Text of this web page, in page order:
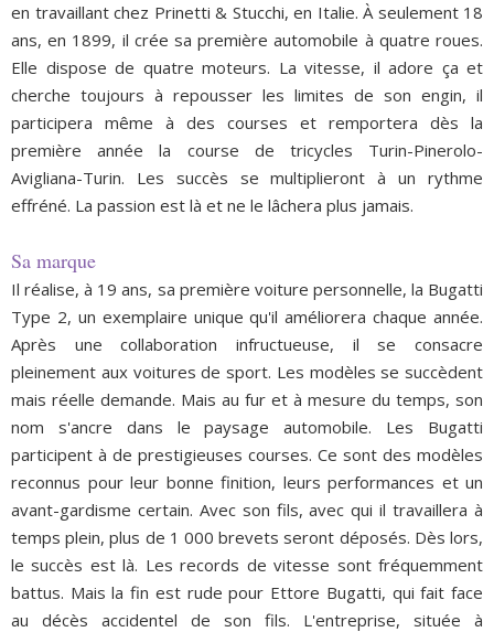
en travaillant chez Prinetti & Stucchi, en Italie. À seulement 18
ans, en 1899, il crée sa première automobile à quatre roues.
Elle dispose de quatre moteurs. La vitesse, il adore ça et
cherche toujours à repousser les limites de son engin, il
participera même à des courses et remportera dès la
première année la course de tricycles Turin-Pinerolo-
Avigliana-Turin. Les succès se multiplieront à un rythme
effréné. La passion est là et ne le lâchera plus jamais.
Sa marque
Il réalise, à 19 ans, sa première voiture personnelle, la Bugatti
Type 2, un exemplaire unique qu'il améliorera chaque année.
Après une collaboration infructueuse, il se consacre
pleinement aux voitures de sport. Les modèles se succèdent
mais réelle demande. Mais au fur et à mesure du temps, son
nom s'ancre dans le paysage automobile. Les Bugatti
participent à de prestigieuses courses. Ce sont des modèles
reconnus pour leur bonne finition, leurs performances et un
avant-gardisme certain. Avec son fils, avec qui il travaillera à
temps plein, plus de 1 000 brevets seront déposés. Dès lors,
le succès est là. Les records de vitesse sont fréquemment
battus. Mais la fin est rude pour Ettore Bugatti, qui fait face
au décès accidentel de son fils. L'entreprise, située à